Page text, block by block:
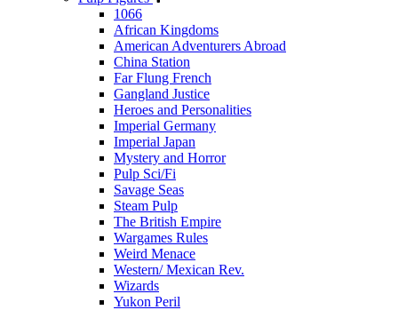
1066
African Kingdoms
American Adventurers Abroad
China Station
Far Flung French
Gangland Justice
Heroes and Personalities
Imperial Germany
Imperial Japan
Mystery and Horror
Pulp Sci/Fi
Savage Seas
Steam Pulp
The British Empire
Wargames Rules
Weird Menace
Western/ Mexican Rev.
Wizards
Yukon Peril